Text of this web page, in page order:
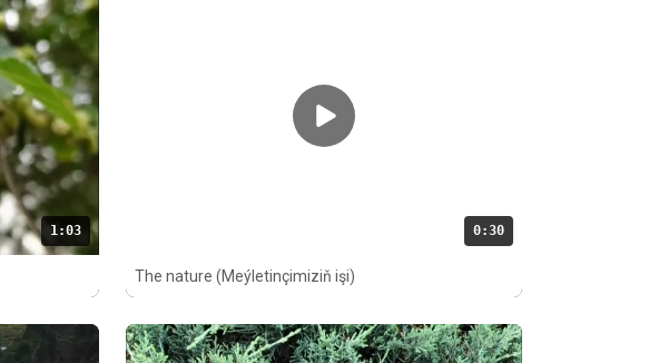
1:03 0:30
The nature (Meýletinçimiziň işi)